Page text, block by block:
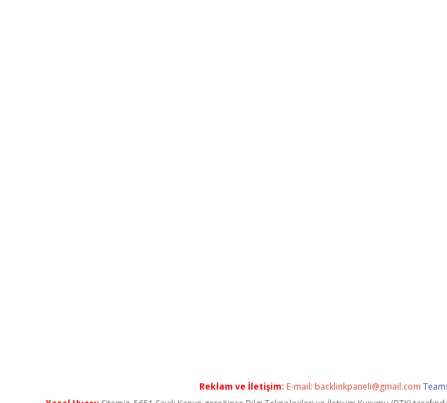
Reklam ve İletişim: E-mail: backlinkpaneli@gmail.com